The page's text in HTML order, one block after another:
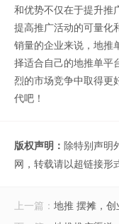
和优势不仅在于提升推
提高推广活动的可量化
销量的企业来说，地推
择适合自己的地推单平
烈的市场竞争中取得更
代吧！
版权声明： 除特别声明
网，转载请以超链接形
上一篇： 地推 摆摊，